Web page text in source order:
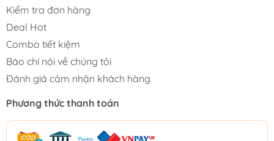
Kiểm tra đơn hàng
Deal Hot
Combo tiết kiệm
Báo chí nói về chúng tôi
Đánh giá cảm nhận khách hàng
Phương thức thanh toán